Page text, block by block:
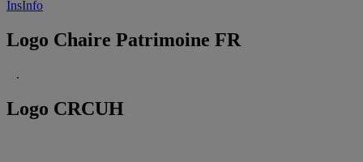
InsInfo
Logo Chaire Patrimoine FR
.
Logo CRCUH